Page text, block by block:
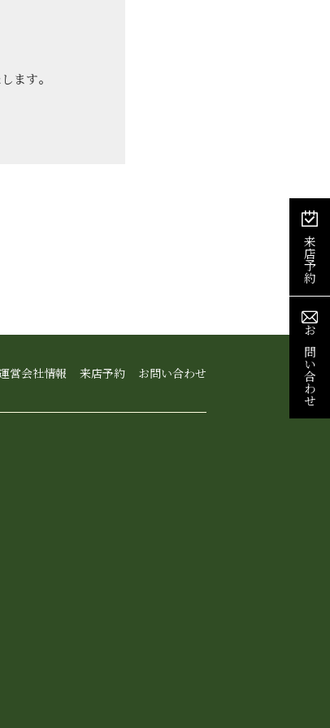
来店予約
お問い合わせ
ます。
営会社情報 来店予約 お問い合わせ